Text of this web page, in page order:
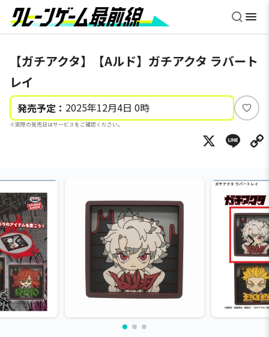
【ガチアクタ】【Aルド】ガチアクタ ラバート
レイ
発売予定： 2025年12月4日 0時
※実際の発売日はサービスをご確認ください。
い
ね
X